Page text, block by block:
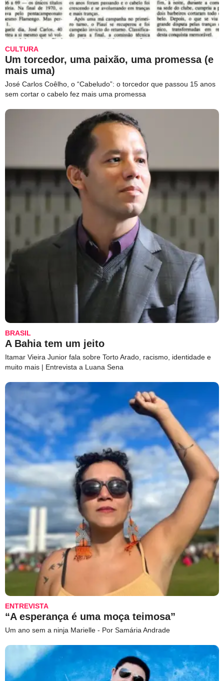
CULTURA
Um torcedor, uma paixão, uma promessa (e
mais uma)
José Carlos Coêlho, o “Cabeludo”: o torcedor que passou 15 anos
sem cortar o cabelo fez mais uma promessa
BRASIL
A Bahia tem um jeito
Itamar Vieira Junior fala sobre Torto Arado, racismo, identidade e
muito mais | Entrevista a Luana Sena
ENTREVISTA
“A esperança é uma moça teimosa”
Um ano sem a ninja Marielle - Por Samária Andrade